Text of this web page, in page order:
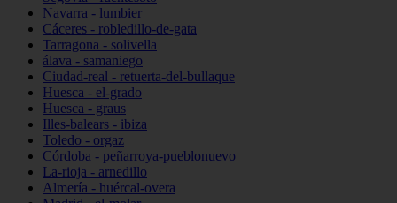
Navarra - lumbier
Cáceres - robledillo-de-gata
Tarragona - solivella
álava - samaniego
Ciudad-real - retuerta-del-bullaque
Huesca - el-grado
Huesca - graus
Illes-balears - ibiza
Toledo - orgaz
Córdoba - peñarroya-pueblonuevo
La-rioja - arnedillo
Almería - huércal-overa